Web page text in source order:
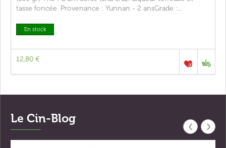
tasse foncée. Provenance : Yunnan - 2 ansGrade :...
En stock
12,80 €
Le Cin-Blog ‹ ›